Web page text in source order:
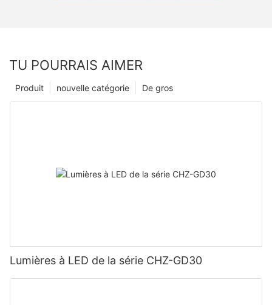
TU POURRAIS AIMER
De gros
nouvelle catégorie
Produit
Lumières à LED de la série CHZ-GD30